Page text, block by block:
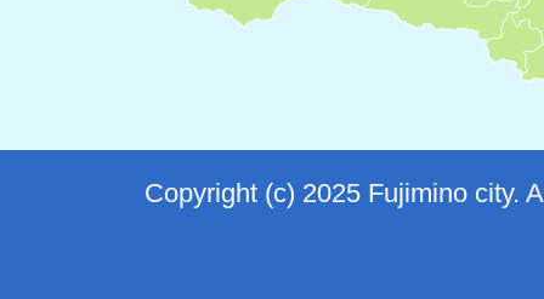
Copyright (c) 2025 Fujimino city.